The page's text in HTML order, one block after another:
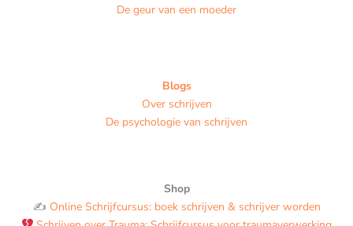
De geur van een moeder
Blogs
Over schrijven
De psychologie van schrijven
Shop
✍️ Online Schrijfcursus: boek schrijven & schrijver worden